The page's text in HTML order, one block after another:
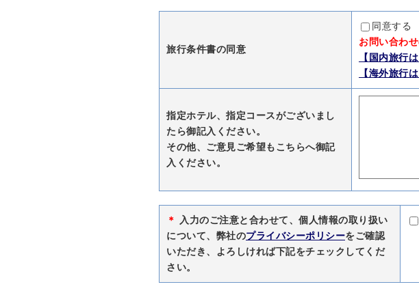
旅行条件書の同意
同意する
お問い合わ
【国内旅行
【海外旅行
指定ホテル、指定コースがございまし
たら御記入ください。
その他、ご意見ご希望もこちらへ御記
入ください。
＊
入力のご注意と合わせて、個人情報の取り扱い
について、弊社のプライバシーポリシーをご確認
いただき、よろしければ下記をチェックしてくだ
さい。